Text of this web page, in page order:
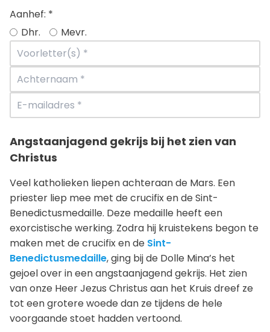
Aanhef: *
Dhr.
Mevr.
Angstaanjagend gekrijs bij het zien van
Christus
Veel katholieken liepen achteraan de Mars. Een
priester liep mee met de crucifix en de Sint-
Benedictusmedaille. Deze medaille heeft een
exorcistische werking. Zodra hij kruistekens begon te
maken met de crucifix en de Sint-
Benedictusmedaille, ging bij de Dolle Mina’s het
gejoel over in een angstaanjagend gekrijs. Het zien
van onze Heer Jezus Christus aan het Kruis dreef ze
tot een grotere woede dan ze tijdens de hele
voorgaande stoet hadden vertoond.